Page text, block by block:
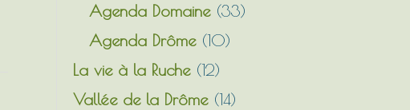
Agenda Domaine(33)
Agenda Drôme(10)
La vie à la Ruche(12)
Vallée de la Drôme(14)